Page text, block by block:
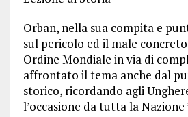
Orban, nella sua compita e
sul pericolo ed il male
Ordine Mondiale in via di
affrontato il tema anche dal
storico, ricordando agli
l’occasione da tutta la Nazione